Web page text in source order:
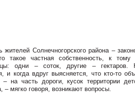
жителей Солнечногорского района –
такое частная собственность, к
одни – соток, другие –
и когда вдруг выясняется, что кто-то
– на часть дороги, кусок территории
– мягко говоря, возникают вопросы.